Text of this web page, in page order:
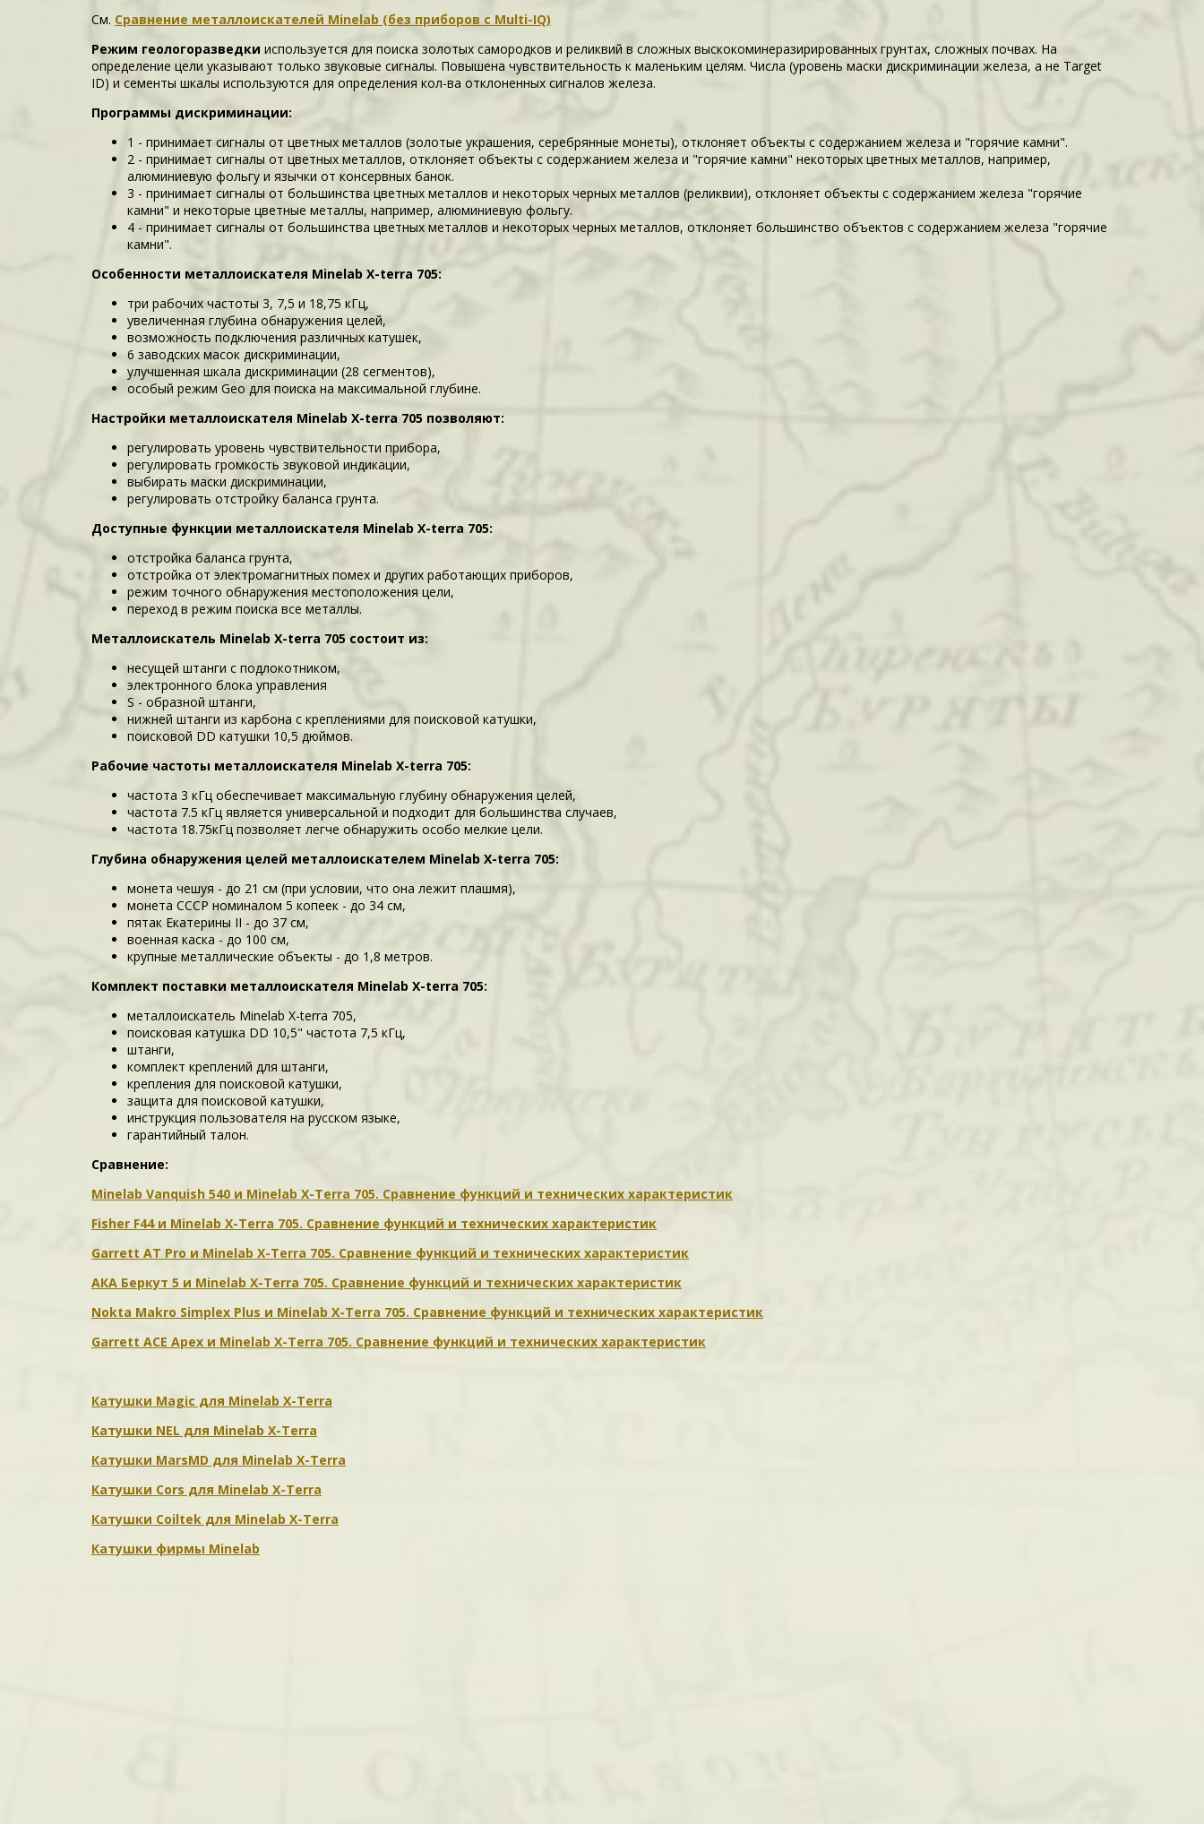
См. Сравнение металлоискателей Minelab (без приборов с Multi-IQ)
Режим геологоразведки используется для поиска золотых самородков и реликвий в сложных выскокоминеразирированных грунтах, сложных почвах. На
определение цели указывают только звуковые сигналы. Повышена чувствительность к маленьким целям. Числа (уровень маски дискриминации железа, а не Target
ID) и сементы шкалы используются для определения кол-ва отклоненных сигналов железа.
Программы дискриминации:
1 - принимает сигналы от цветных металлов (золотые украшения, серебрянные монеты), отклоняет объекты с содержанием железа и "горячие камни".
2 - принимает сигналы от цветных металлов, отклоняет объекты с содержанием железа и "горячие камни" некоторых цветных металлов, например,
алюминиевую фольгу и язычки от консервных банок.
3 - принимает сигналы от большинства цветных металлов и некоторых черных металлов (реликвии), отклоняет объекты с содержанием железа "горячие
камни" и некоторые цветные металлы, например, алюминиевую фольгу.
4 - принимает сигналы от большинства цветных металлов и некоторых черных металлов, отклоняет большинство объектов с содержанием железа "горячие
камни".
Особенности металлоискателя Minelab X-terra 705:
три рабочих частоты 3, 7,5 и 18,75 кГц,
увеличенная глубина обнаружения целей,
возможность подключения различных катушек,
6 заводских масок дискриминации,
улучшенная шкала дискриминации (28 сегментов),
особый режим Geo для поиска на максимальной глубине.
Настройки металлоискателя Minelab X-terra 705 позволяют:
регулировать уровень чувствительности прибора,
регулировать громкость звуковой индикации,
выбирать маски дискриминации,
регулировать отстройку баланса грунта.
Доступные функции металлоискателя Minelab X-terra 705:
отстройка баланса грунта,
отстройка от электромагнитных помех и других работающих приборов,
режим точного обнаружения местоположения цели,
переход в режим поиска все металлы.
Металлоискатель Minelab X-terra 705 состоит из:
несущей штанги с подлокотником,
электронного блока управления
S - образной штанги,
нижней штанги из карбона с креплениями для поисковой катушки,
поисковой DD катушки 10,5 дюймов.
Рабочие частоты металлоискателя Minelab X-terra 705:
частота 3 кГц обеспечивает максимальную глубину обнаружения целей,
частота 7.5 кГц является универсальной и подходит для большинства случаев,
частота 18.75кГц позволяет легче обнаружить особо мелкие цели.
Глубина обнаружения целей металлоискателем Minelab X-terra 705:
монета чешуя - до 21 см (при условии, что она лежит плашмя),
монета СССР номиналом 5 копеек - до 34 см,
пятак Екатерины II - до 37 см,
военная каска - до 100 см,
крупные металлические объекты - до 1,8 метров.
Комплект поставки металлоискателя Minelab X-terra 705:
металлоискатель Minelab X-terra 705,
поисковая катушка DD 10,5" частота 7,5 кГц,
штанги,
комплект креплений для штанги,
крепления для поисковой катушки,
защита для поисковой катушки,
инструкция пользователя на русском языке,
гарантийный талон.
Сравнение:
Minelab Vanquish 540 и Minelab X-Terra 705. Сравнение функций и технических характеристик
Fisher F44 и Minelab X-Terra 705. Сравнение функций и технических характеристик
Garrett AT Pro и Minelab X-Terra 705. Сравнение функций и технических характеристик
АКА Беркут 5 и Minelab X-Terra 705. Сравнение функций и технических характеристик
Nokta Makro Simplex Plus и Minelab X-Terra 705. Сравнение функций и технических характеристик
Garrett ACE Apex и Minelab X-Terra 705. Сравнение функций и технических характеристик
Катушки Magic для Minelab X-Terra
Катушки NEL для Minelab X-Terra
Катушки MarsMD для Minelab X-Terra
Катушки Cors для Minelab X-Terra
Катушки Coiltek для Minelab X-Terra
Катушки фирмы Minelab